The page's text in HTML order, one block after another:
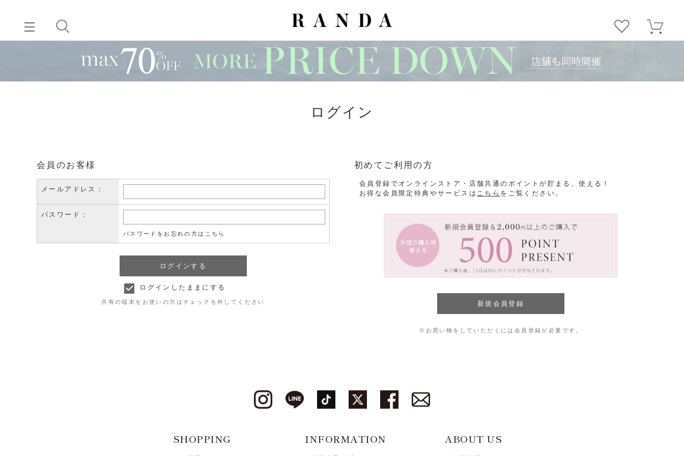
ログイン
会員のお客様
メールアドレス：
パスワード：
パスワードをお忘れの方はこちら
ログインしたままにする
共有の端末をお使いの方はチェックを外してください
初めてご利用の方
会員登録でオンラインストア・店舗共通のポイントが貯まる、使える！
お得な会員限定特典やサービスは こちら をご覧ください。
※お買い物をしていただくには会員登録が必要です。
SHOPPING INFORMATION ABOUT US